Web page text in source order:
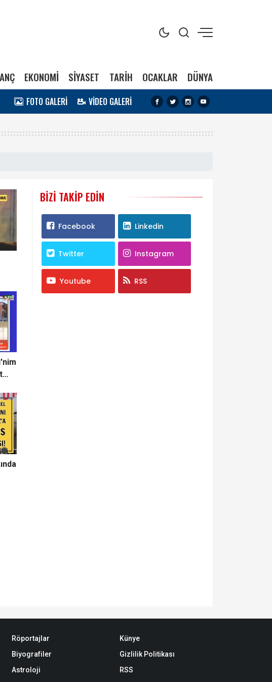
EKONOMİ SİYASET TARİH OCAKLAR DÜNYA
FOTO GALERİ VİDEO GALERİ
BIZI TAKIP EDIN
Facebook Linkedin
Twitter Instagram
Youtube RSS
Röportajlar
Biyografiler
Astroloji
Künye
Gizlilik Politikası
RSS